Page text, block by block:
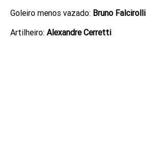
Goleiro menos vazado: Bruno Falcirolli
Artilheiro: Alexandre Cerretti